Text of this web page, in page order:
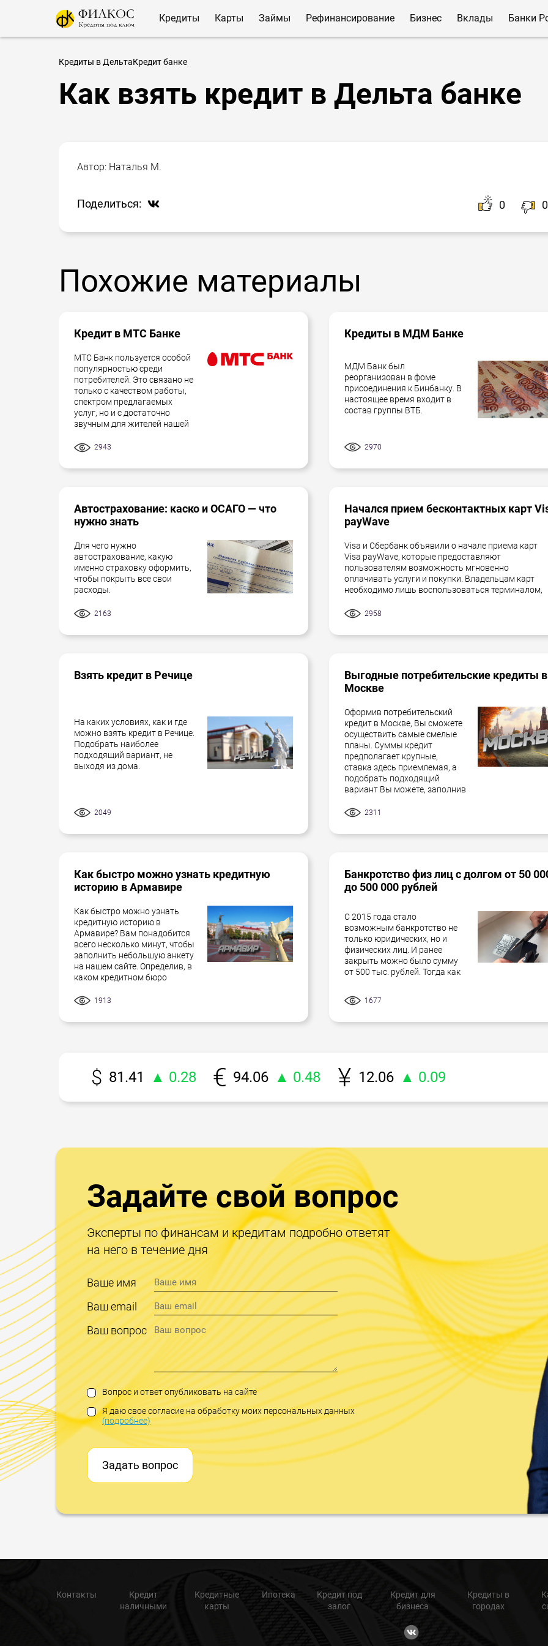
Кредиты Карты Займы Рефинансирование Бизнес Вклады Банки
Кредиты в ДельтаКредит банке
Как взять кредит в Дельта банке
Автор: Наталья М.
Поделиться: 0 0
Похожие материалы
Кредит в МТС Банке
МТС Банк пользуется особой
популярностью среди
потребителей. Это связано не
только с качеством работы,
спектром предлагаемых
услуг, но и с достаточно
звучным для жителей нашей
2943
Кредиты в МДМ Банке
МДМ Банк был
реорганизован в фоме
присоединения к Бинбанку. В
настоящее время входит в
состав группы ВТБ.
2970
Автострахование: каско и ОСАГО — что
нужно знать
Для чего нужно
автострахование, какую
именно страховку оформить,
чтобы покрыть все свои
расходы.
2163
Начался прием бесконтактных карт
payWave
Visa и Сбербанк объявили о начале приема карт
Visa payWave, которые предоставляют
пользователям возможность мгновенно
оплачивать услуги и покупки. Владельцам карт
необходимо лишь воспользоваться терминалом,
2958
Взять кредит в Речице
На каких условиях, как и где
можно взять кредит в Речице.
Подобрать наиболее
подходящий вариант, не
выходя из дома.
2049
Выгодные потребительские кредиты в
Москве
Оформив потребительский
кредит в Москве, Вы сможете
осуществить самые смелые
планы. Суммы кредит
предполагает крупные,
ставка здесь приемлемая, а
подобрать подходящий
вариант Вы можете, заполнив
2311
Как быстро можно узнать кредитную
историю в Армавире
Как быстро можно узнать
кредитную историю в
Армавире? Вам понадобится
всего несколько минут, чтобы
заполнить небольшую анкету
на нашем сайте. Определив, в
каком кредитном бюро
1913
Банкротство физ лиц с долгом от 50
до 500 000 рублей
С 2015 года стало
возможным банкротство не
только юридических, но и
физических лиц. И ранее
закрыть можно было сумму
от 500 тыс. рублей. Тогда как
1677
81.41 ▲ 0.28 94.06 ▲ 0.48 12.06 ▲ 0.09
Задайте свой вопрос
Эксперты по финансам и кредитам подробно ответят
на него в течение дня
Ваше имя
Ваш email
Ваш вопрос
Вопрос и ответ опубликовать на сайте
Я даю свое согласие на обработку моих персональных данных
(подробнее)
Задать вопрос
Контакты
Кредит
наличными
Кредитные
карты
Ипотека
Кредит под
залог
Кредит для
бизнеса
Кредиты в
городах